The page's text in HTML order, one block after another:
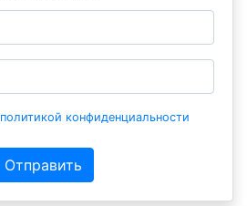
политикой конфиденциальности
Отправить